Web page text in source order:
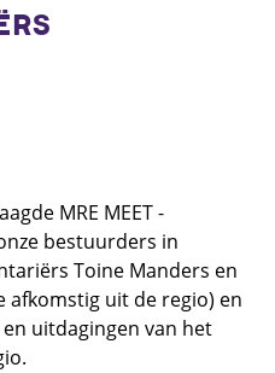
MRE MEET -
bestuurders in
Toine Manders en
afkomstig uit de regio) en
uitdagingen van het